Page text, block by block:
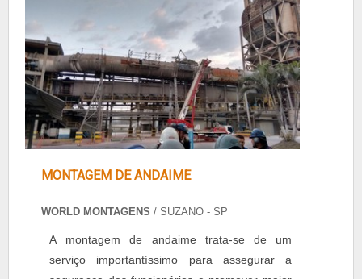
MONTAGEM DE ANDAIME
WORLD MONTAGENS / SUZANO - SP
A montagem de andaime trata-se de um
serviço importantíssimo para assegurar a